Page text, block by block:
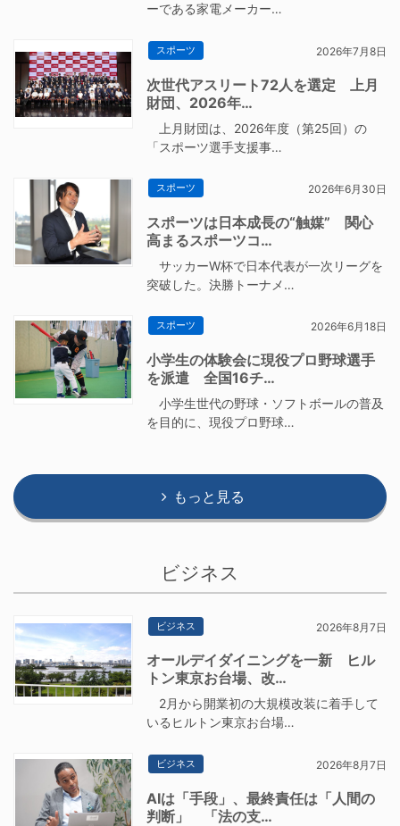
ーである家電メーカー…
スポーツ 2026年7月8日
次世代アスリート72人を選定 上月
財団、2026年…
上月財団は、2026年度（第25回）の
「スポーツ選手支援事…
スポーツ 2026年6月30日
スポーツは日本成長の“触媒” 関心
高まるスポーツコ…
サッカーW杯で日本代表が一次リーグを
突破した。決勝トーナメ…
スポーツ 2026年6月18日
小学生の体験会に現役プロ野球選手
を派遣 全国16チ…
小学生世代の野球・ソフトボールの普及
を目的に、現役プロ野球…
もっと見る
ビジネス
ビジネス 2026年8月7日
オールデイダイニングを一新 ヒル
トン東京お台場、改…
2月から開業初の大規模改装に着手して
いるヒルトン東京お台場…
ビジネス 2026年8月7日
AIは「手段」、最終責任は「人間の
判断」 「法の支…